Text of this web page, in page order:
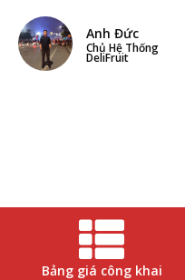
Anh Đức
Chủ Hệ Thống
DeliFruit
Bảng giá công khai